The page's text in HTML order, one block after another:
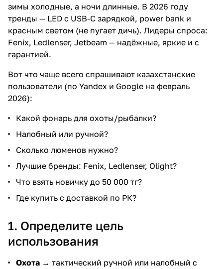
зимы холодные, а ночи длинные. В 2026 году
тренды — LED с USB-C зарядкой, power bank и
красным светом (не пугает дичь). Лидеры спроса:
Fenix, Ledlenser, Jetbeam — надёжные, яркие и с
гарантией.
Вот что чаще всего спрашивают казахстанские
пользователи (по Yandex и Google на февраль
2026):
Какой фонарь для охоты/рыбалки?
Налобный или ручной?
Сколько люменов нужно?
Лучшие бренды: Fenix, Ledlenser, Olight?
Что взять новичку до 50 000 тг?
Где купить с доставкой по РК?
1. Определите цель
использования
Охота → тактический ручной или налобный с